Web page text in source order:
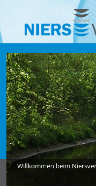
Willkommen beim